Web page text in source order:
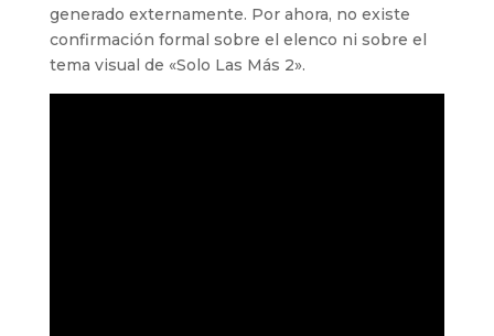
generado externamente. Por ahora, no existe
confirmación formal sobre el elenco ni sobre el
tema visual de «Solo Las Más 2».